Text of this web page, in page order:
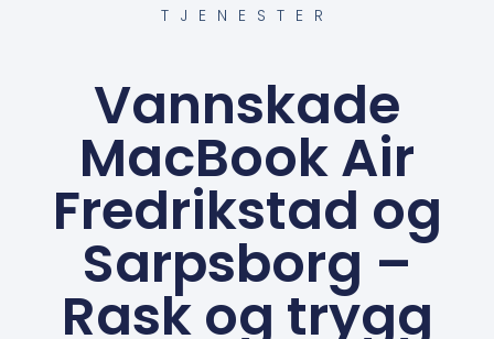
TJENESTER
Vannskade
MacBook Air
Fredrikstad og
Sarpsborg –
Rask og trygg